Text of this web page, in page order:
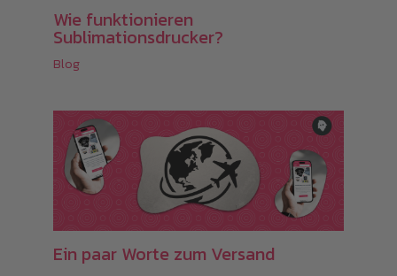
Wie funktionieren
Sublimationsdrucker?
Blog
Ein paar Worte zum Versand